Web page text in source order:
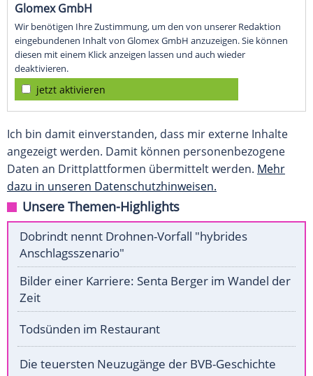
Glomex GmbH
Wir benötigen Ihre Zustimmung, um den von unserer Redaktion
eingebundenen Inhalt von Glomex GmbH anzuzeigen. Sie können
diesen mit einem Klick anzeigen lassen und auch wieder
deaktivieren.
jetzt aktivieren
Ich bin damit einverstanden, dass mir externe Inhalte
angezeigt werden. Damit können personenbezogene
Daten an Drittplattformen übermittelt werden. Mehr
dazu in unseren Datenschutzhinweisen.
Unsere Themen-Highlights
Dobrindt nennt Drohnen-Vorfall "hybrides
Anschlagsszenario"
Bilder einer Karriere: Senta Berger im Wandel der
Zeit
Todsünden im Restaurant
Die teuersten Neuzugänge der BVB-Geschichte